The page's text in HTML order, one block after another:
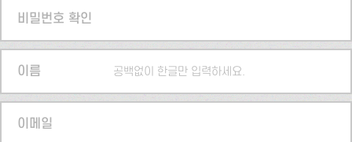
비밀번호 확인
이름 공백없이 한글만 입력하세요.
이메일